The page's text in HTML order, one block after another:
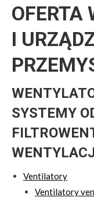
OFERTA
I
SYSTEMY
Ventilatory
Ventilatory